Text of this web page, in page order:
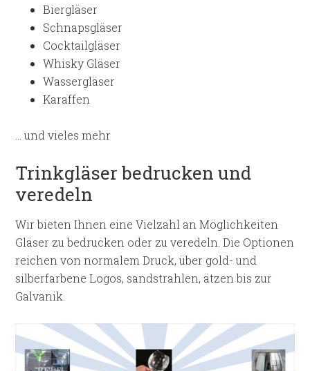
Biergläser
Schnapsgläser
Cocktailgläser
Whisky Gläser
Wassergläser
Karaffen
… und vieles mehr
Trinkgläser bedrucken und
veredeln
Wir bieten Ihnen eine Vielzahl an Möglichkeiten
Gläser zu bedrucken oder zu veredeln. Die Optionen
reichen von normalem Druck, über gold- und
silberfarbene Logos, sandstrahlen, ätzen bis zur
Galvanik.